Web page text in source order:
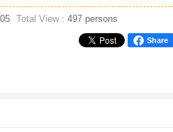
Total View : 497 persons
Share